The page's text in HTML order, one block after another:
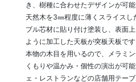
き、樹種に合わせたデザインが可
天然木を3㎜程度に薄くスライスし
ブル芯材に貼り付け塗装し、表面
ように加工した天板が突板天板です
本物の木目を用いるので、メラミ
くもりや温かみ・個性の演出が可
ェ・レストランなどの店舗用テーブ